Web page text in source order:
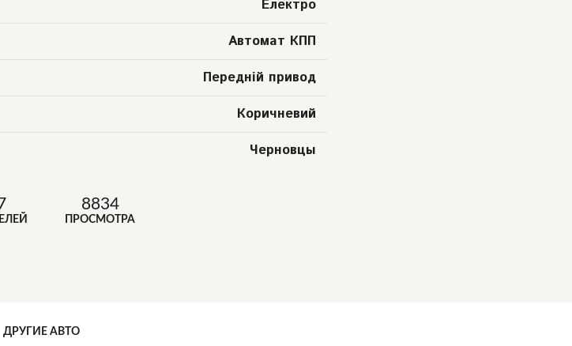
Електро
Автомат КПП
Передній привод
Коричневий
Черновцы
8834
ПРОСМОТРА
ДРУГИЕ АВТО